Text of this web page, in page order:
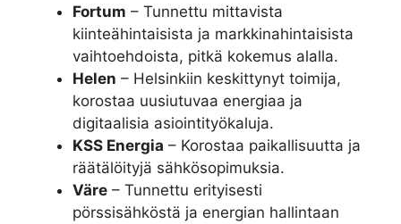
Fortum – Tunnettu mittavista
kiinteähintaisista ja markkinahintaisista
vaihtoehdoista, pitkä kokemus alalla.
Helen – Helsinkiin keskittynyt toimija,
korostaa uusiutuvaa energiaa ja
digitaalisia asiointityökaluja.
KSS Energia – Korostaa paikallisuutta ja
räätälöityjä sähkösopimuksia.
Väre – Tunnettu erityisesti
pörssisähköstä ja energian hallintaan